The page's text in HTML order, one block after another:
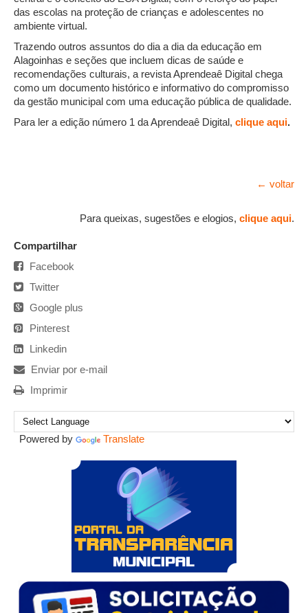
das escolas na proteção de crianças e adolescentes no
ambiente virtual.
Trazendo outros assuntos do dia a dia da educação em
Alagoinhas e seções que incluem dicas de saúde e
recomendações culturais, a revista Aprendeaê Digital chega
como um documento histórico e informativo do compromisso
da gestão municipal com uma educação pública de qualidade.
Para ler a edição número 1 da Aprendeaê Digital, clique aqui.
← voltar
Para queixas, sugestões e elogios, clique aqui.
Compartilhar
Facebook
Twitter
Google plus
Pinterest
Linkedin
Enviar por e-mail
Imprimir
Powered by Translate